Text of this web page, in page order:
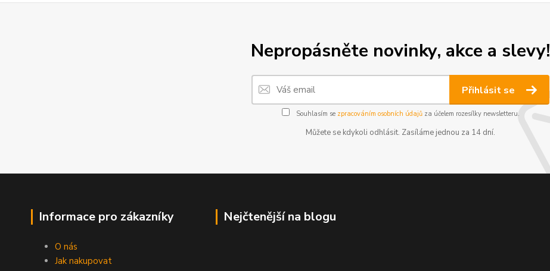
Nepropásněte novinky, akce a slevy!
Přihlásit se
Souhlasím se zpracováním osobních údajůza účelem rozesílky newsletteru.
Můžete se kdykoli odhlásit. Zasíláme jednou za 14 dní.
Informace pro zákazníky
O nás
Jak nakupovat
Nejčtenější na blogu